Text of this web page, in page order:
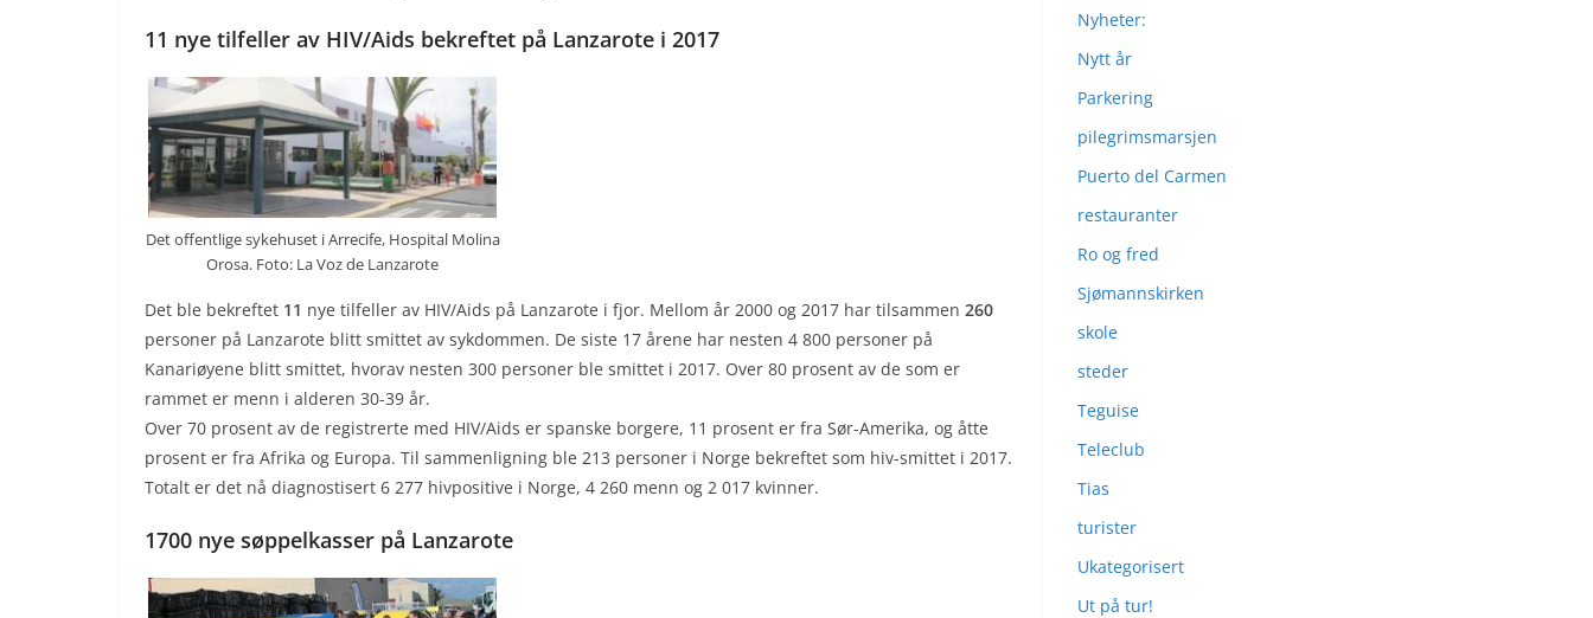
11 nye tilfeller av HIV/Aids bekreftet på Lanzarote i 2017
Det offentlige sykehuset i Arrecife, Hospital Molina
Orosa. Foto: La Voz de Lanzarote
Det ble bekreftet 11 nye tilfeller av HIV/Aids på Lanzarote i fjor. Mellom år 2000 og 2017 har tilsammen 260
personer på Lanzarote blitt smittet av sykdommen. De siste 17 årene har nesten 4 800 personer på
Kanariøyene blitt smittet, hvorav nesten 300 personer ble smittet i 2017. Over 80 prosent av de som er
rammet er menn i alderen 30-39 år.
Over 70 prosent av de registrerte med HIV/Aids er spanske borgere, 11 prosent er fra Sør-Amerika, og åtte
prosent er fra Afrika og Europa. Til sammenligning ble 213 personer i Norge bekreftet som hiv-smittet i 2017.
Totalt er det nå diagnostisert 6 277 hivpositive i Norge, 4 260 menn og 2 017 kvinner.
1700 nye søppelkasser på Lanzarote
Nyheter:
Nytt år
Parkering
pilegrimsmarsjen
Puerto del Carmen
restauranter
Ro og fred
Sjømannskirken
skole
steder
Teguise
Teleclub
Tias
turister
Ukategorisert
Ut på tur!